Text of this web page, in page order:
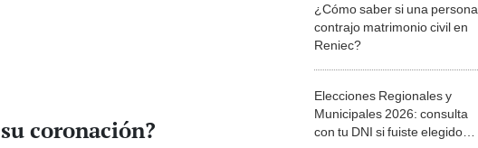
coronación?
¿Cómo saber si una persona
contrajo matrimonio civil en
Reniec?
Elecciones Regionales y
Municipales 2026: consulta
con tu DNI si fuiste elegido